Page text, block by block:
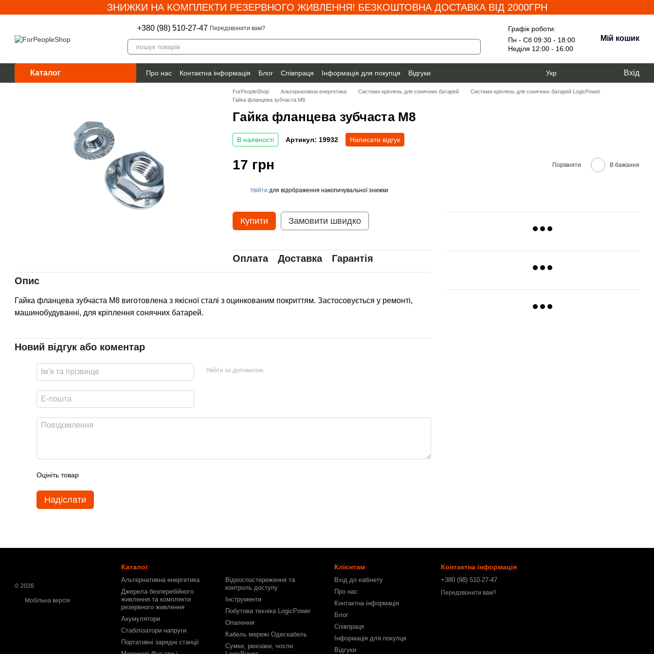
Перейти до основного контентуЗНИЖКИ НА КОМПЛЕКТИ РЕЗЕРВНОГО ЖИВЛЕННЯ! БЕЗКОШТОВНА ДОСТАВКА ВІД 2000ГРН
+380 (98) 510-27-47 Передзвонити вам?
Графік роботи:
Пн - Сб 09:30 - 18:00
Неділя 12:00 - 16:00
Мій кошик
Каталог Про нас Контактна інформація Блог Співпраця Інформація для покупця
Відгуки
Гарантія
Укр Вхід
ForPeopleShop Альтернативна енергетика Системи кріплень для сонячних батарей
Системи кріплень для сонячних батарей LogicPower
Гайка фланцева зубчаста М8
Гайка фланцева зубчаста М8
В наявності Артикул: 19932 Написати відгук
17 грн Порівняти В бажання
Увійти для відображення накопичувальної знижки
Купити Замовити швидко
Оплата Доставка Гарантія
Опис
Гайка фланцева зубчаста М8 виготовлена з якісної сталі з оцинкованим покриттям. Застосовується у ремонті,
машинобудуванні, для кріплення сонячних батарей.
Новий відгук або коментар
Увійти за допомогою
Оцініть товар
Надіслати
© 2026
Мобільна версія
Каталог
Альтернативна енергетика
Джерела безперебійного
живлення та комплекти
резервного живлення
Акумулятори
Стабілізатори напруги
Портативні зарядні станції
Відеоспостереження та
контроль доступу
Інструменти
Побутова техніка LogicPower
Опалення
Кабель мережі Одескабель
Сумки, рюкзаки, чохли
Клієнтам
Вхід до кабінету
Про нас
Контактна інформація
Блог
Співпраця
Інформація для покупця
Відгуки
Контактна інформація
+380 (98) 510-27-47
Передзвонити вам?